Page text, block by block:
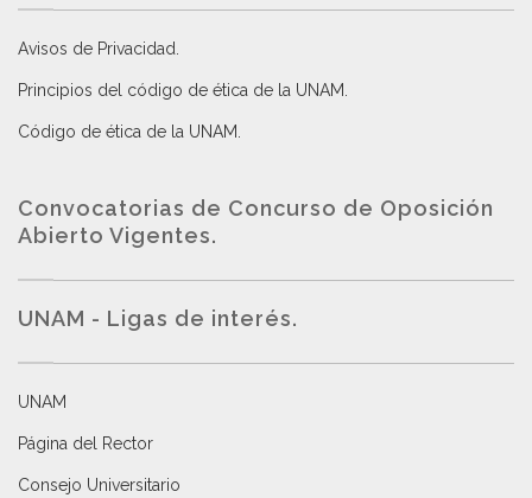
Avisos de Privacidad
Principios del código de ética de la UNAM
Código de ética de la UNAM
Convocatorias de Concurso de Oposición
Abierto Vigentes.
UNAM - Ligas de interés.
UNAM
Página del Rector
Consejo Universitario